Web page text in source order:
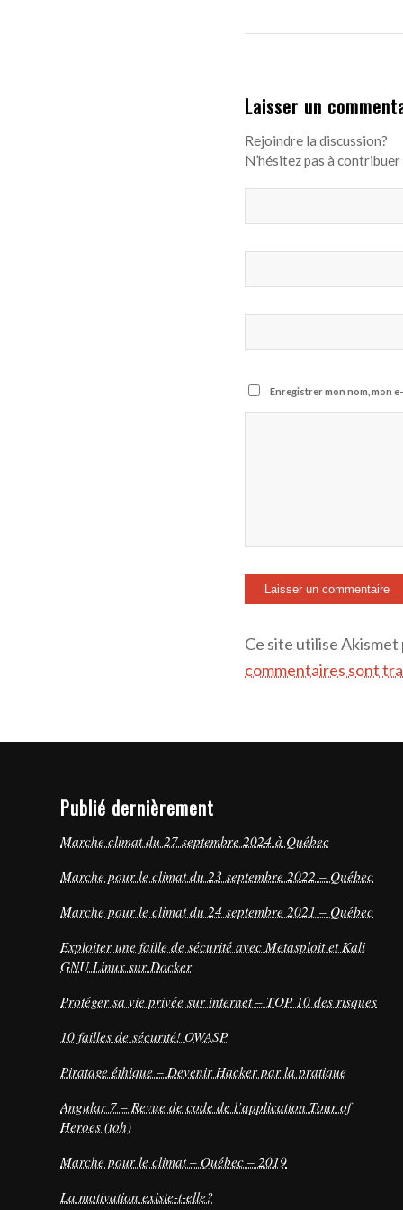
Laisser un
Rejoindre la discussion?
N’hésitez pas à contribuer
Enregistrer mon nom, mon
Ce site utilise
commentaires sont
Publié dernièrement
Marche climat du 27 septembre 2024 à Québec
Marche pour le climat du 23 septembre 2022 – Québec
Marche pour le climat du 24 septembre 2021 – Québec
Exploiter une faille de sécurité avec Metasploit et Kali
GNU Linux sur Docker
Protéger sa vie privée sur internet – TOP 10 des risques
10 failles de sécurité! OWASP
Piratage éthique – Devenir Hacker par la pratique
Angular 7 – Revue de code de l’application Tour of
Heroes (toh)
Marche pour le climat – Québec – 2019
La motivation existe-t-elle?